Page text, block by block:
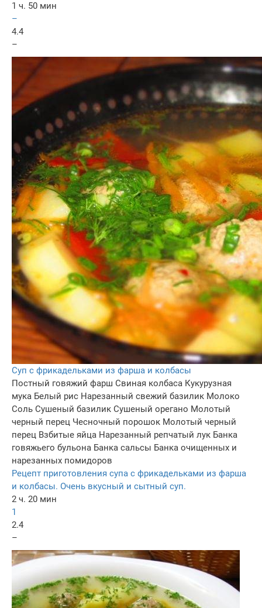
1 ч. 50 мин
–
4.4
–
Суп с фрикадельками из фарша и колбасы
Постный говяжий фарш Свиная колбаса Кукурузная
мука Белый рис Нарезанный свежий базилик Молоко
Соль Сушеный базилик Сушеный орегано Молотый
черный перец Чесночный порошок Молотый черный
перец Взбитые яйца Нарезанный репчатый лук Банка
говяжьего бульона Банка сальсы Банка очищенных и
нарезанных помидоров
Рецепт приготовления супа с фрикадельками из фарша
и колбасы. Очень вкусный и сытный суп.
2 ч. 20 мин
1
2.4
–